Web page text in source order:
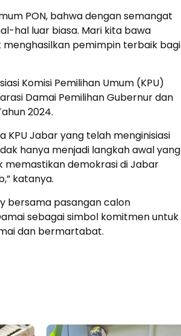
PON, bahwa dengan semangat
hal luar biasa. Mari kita bawa
menghasilkan pemimpin terbaik bagi
Komisi Pemilihan Umum (KPU)
Damai Pemilihan Gubernur dan
2024.
KPU Jabar yang telah menginisiasi
hanya menjadi langkah awal yang
memastikan demokrasi di Jabar
katanya.
bersama pasangan calon
sebagai simbol komitmen untuk
dan bermartabat.